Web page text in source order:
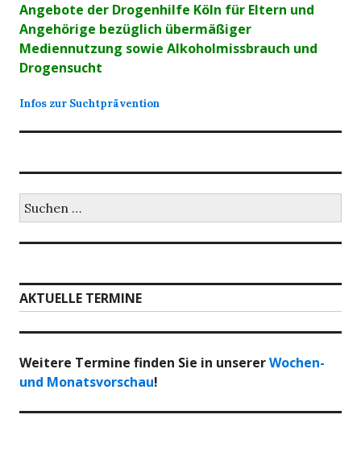
Angebote der Drogenhilfe Köln für Eltern und
Angehörige bezüglich übermäßiger
Mediennutzung sowie Alkoholmissbrauch und
Drogensucht
Infos zur Suchtprävention
nach:
AKTUELLE TERMINE
Weitere Termine finden Sie in unsererWochen-
und Monatsvorschau!